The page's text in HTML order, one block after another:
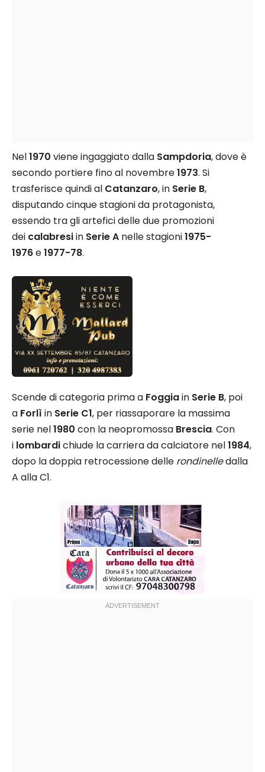
Nel1970 viene ingaggiato dalla Sampdoria, dove è
secondo portiere fino al novembre1973. Si
trasferisce quindi al Catanzaro, in Serie B,
disputando cinque stagioni da protagonista,
essendo tra gli artefici delle due promozioni
dei calabresiin Serie A nelle stagioni1975-
1976e1977-78.
Scende di categoria prima a Foggiain Serie B, poi
a Forlì in Serie C1, per riassaporare la massima
serie nel1980 con la neopromossa Brescia. Con
i lombardichiude la carriera da calciatore nel1984,
dopo la doppia retrocessione delle rondinelledalla
A alla C1.